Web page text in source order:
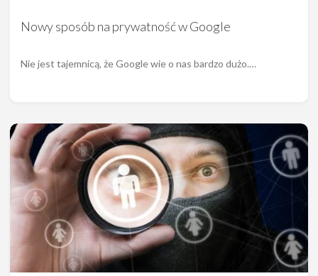
Nowy sposób na prywatność w Google
Nie jest tajemnicą, że Google wie o nas bardzo dużo.…